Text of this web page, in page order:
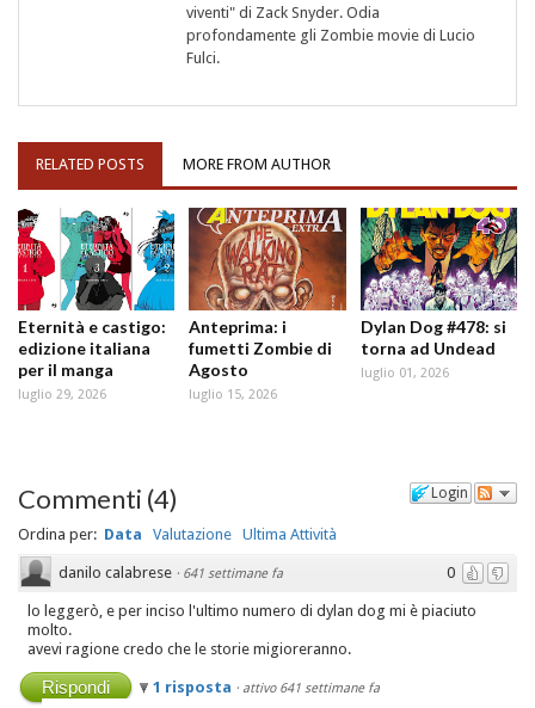
viventi" di Zack Snyder. Odia
profondamente gli Zombie movie di Lucio
Fulci.
RELATED POSTS MORE FROM AUTHOR
Eternità e castigo:
edizione italiana
per il manga
luglio 29, 2026
Anteprima: i
fumetti Zombie di
Agosto
luglio 15, 2026
Dylan Dog #478: si
torna ad Undead
luglio 01, 2026
Login
Commenti (4)
Ordina per: Data Valutazione Ultima Attività
0
danilo calabrese · 641 settimane fa
lo leggerò, e per inciso l'ultimo numero di dylan dog mi è piaciuto
molto.
avevi ragione credo che le storie migioreranno.
Rispondi 1 risposta · attivo 641 settimane fa